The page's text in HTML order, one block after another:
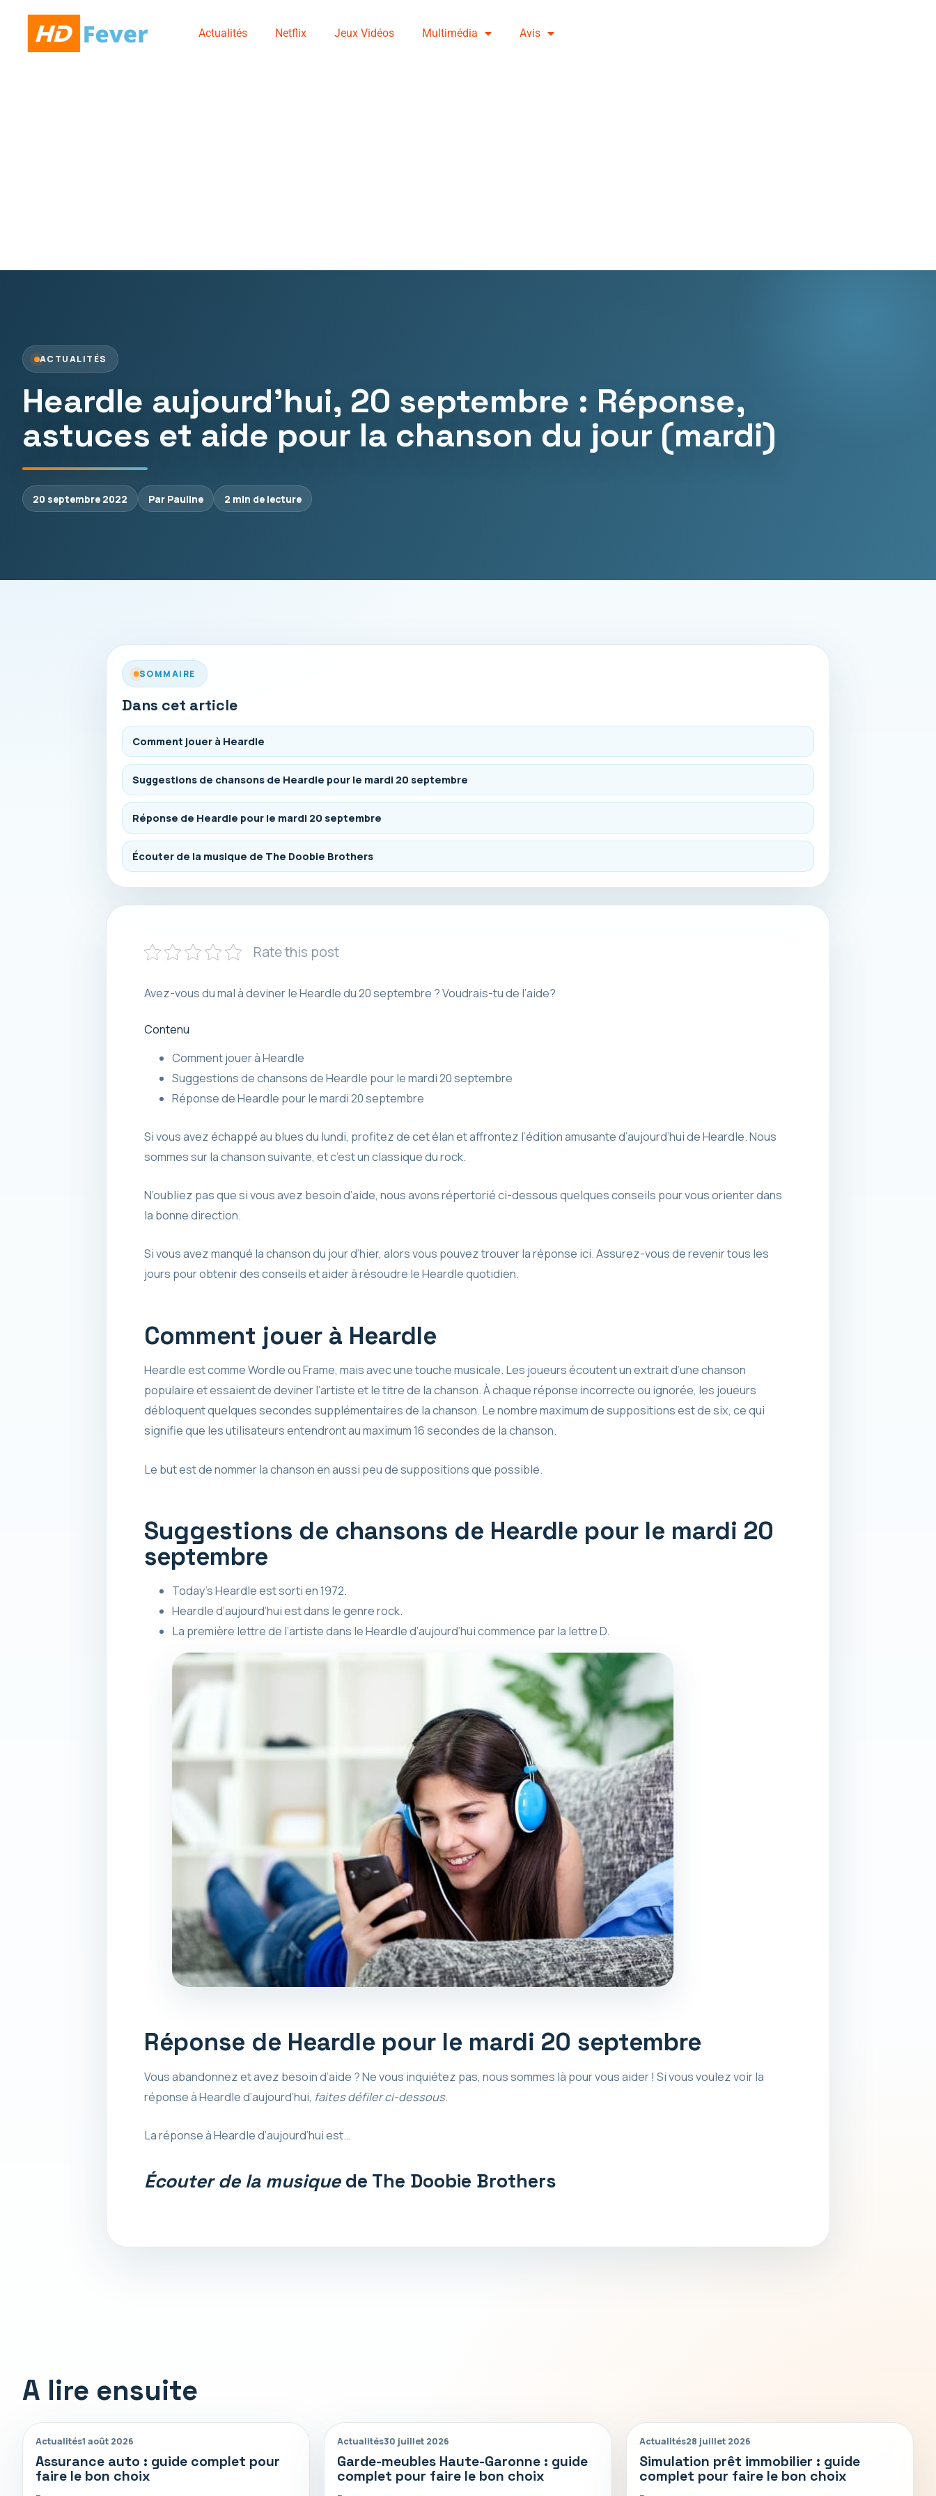
Actualités Netflix Jeux Vidéos Multimédia Avis
ACTUALITÉS
Heardle aujourd’hui, 20 septembre : Réponse,
astuces et aide pour la chanson du jour (mardi)
20 septembre 2022 Par Pauline 2 min de lecture
SOMMAIRE
Dans cet article
Comment jouer à Heardle
Suggestions de chansons de Heardle pour le mardi 20 septembre
Réponse de Heardle pour le mardi 20 septembre
Écouter de la musique de The Doobie Brothers
Rate this post
Avez-vous du mal à deviner le Heardle du 20 septembre ? Voudrais-tu de l’aide?
Contenu
Comment jouer à Heardle
Suggestions de chansons de Heardle pour le mardi 20 septembre
Réponse de Heardle pour le mardi 20 septembre
Si vous avez échappé au blues du lundi, profitez de cet élan et affrontez l’édition amusante d’aujourd’hui de Heardle. Nous
sommes sur la chanson suivante, et c’est un classique du rock.
N’oubliez pas que si vous avez besoin d’aide, nous avons répertorié ci-dessous quelques conseils pour vous orienter dans
la bonne direction.
Si vous avez manqué la chanson du jour d’hier, alors vous pouvez trouver la réponse ici. Assurez-vous de revenir tous les
jours pour obtenir des conseils et aider à résoudre le Heardle quotidien.
Comment jouer à Heardle
Heardle est comme Wordle ou Frame, mais avec une touche musicale. Les joueurs écoutent un extrait d’une chanson
populaire et essaient de deviner l’artiste et le titre de la chanson. À chaque réponse incorrecte ou ignorée, les joueurs
débloquent quelques secondes supplémentaires de la chanson. Le nombre maximum de suppositions est de six, ce qui
signifie que les utilisateurs entendront au maximum 16 secondes de la chanson.
Le but est de nommer la chanson en aussi peu de suppositions que possible.
Suggestions de chansons de Heardle pour le mardi 20
septembre
Today’s Heardle est sorti en 1972.
Heardle d’aujourd’hui est dans le genre rock.
La première lettre de l’artiste dans le Heardle d’aujourd’hui commence par la lettre D.
Réponse de Heardle pour le mardi 20 septembre
Vous abandonnez et avez besoin d’aide ? Ne vous inquiétez pas, nous sommes là pour vous aider ! Si vous voulez voir la
réponse à Heardle d’aujourd’hui, faites défiler ci-dessous.
La réponse à Heardle d’aujourd’hui est…
Écouter de la musique de The Doobie Brothers
A lire ensuite
Actualités1 août 2026
Assurance auto : guide complet pour
faire le bon choix
Actualités30 juillet 2026
Garde-meubles Haute-Garonne : guide
complet pour faire le bon choix
Actualités28 juillet 2026
Simulation prêt immobilier : guide
complet pour faire le bon choix